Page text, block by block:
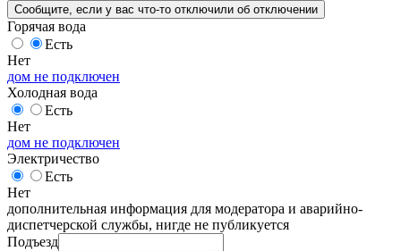
Сообщите , если у вас что-то отключили об отключении
Горячая вода
Есть
Нет
дом не подключен
Холодная вода
Есть
Нет
дом не подключен
Электричество
Есть
Нет
дополнительная информация для модератора и аварийно-
диспетчерской службы, нигде не публикуется
Подъезд